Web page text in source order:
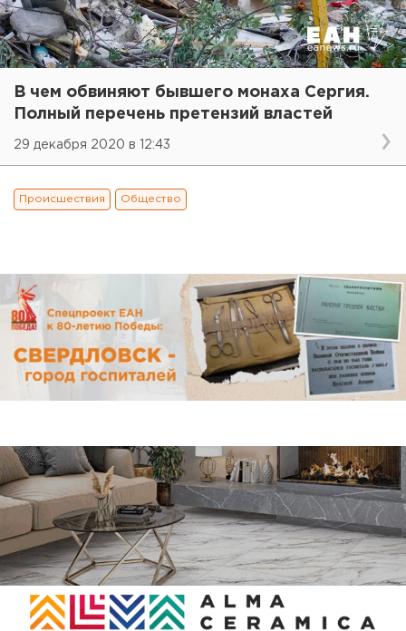
В чем обвиняют бывшего монаха Сергия.
Полный перечень претензий властей
29 декабря 2020 в 12:43
Происшествия Общество